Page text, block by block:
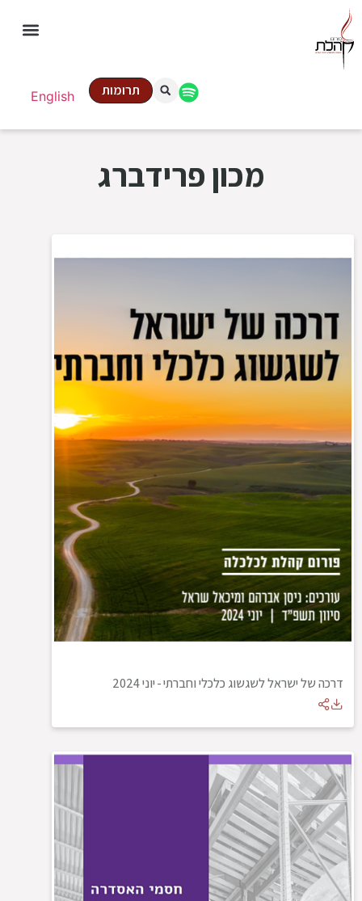
English תרומות
מכון פרידברג
דרכה של ישראל לשגשוג כלכלי וחברתי-יוני 2024